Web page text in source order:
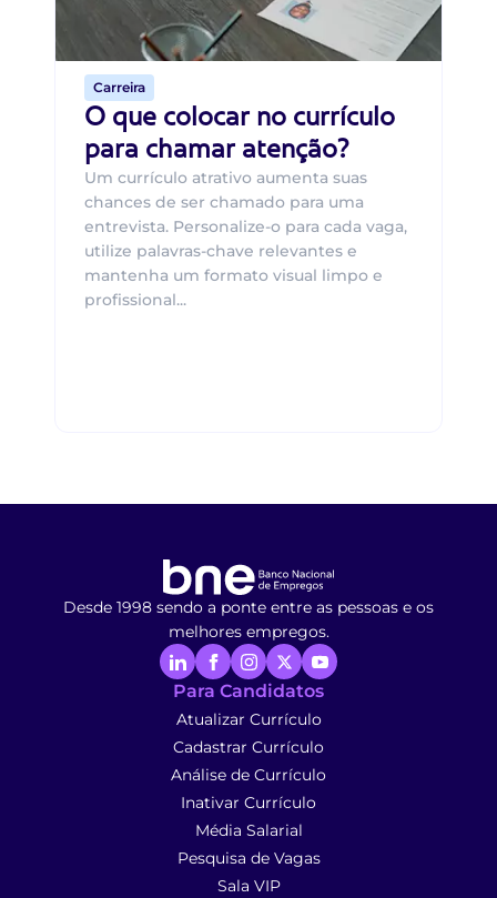
Carreira
O que colocar no currículo
para chamar atenção?
Um currículo atrativo aumenta suas
chances de ser chamado para uma
entrevista. Personalize-o para cada vaga,
utilize palavras-chave relevantes e
mantenha um formato visual limpo e
profissional...
Desde 1998 sendo a ponte entre as pessoas e os
melhores empregos.
Para Candidatos
Atualizar Currículo
Cadastrar Currículo
Análise de Currículo
Inativar Currículo
Média Salarial
Pesquisa de Vagas
Sala VIP